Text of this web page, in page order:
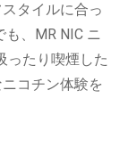
タイルに合っ
、MR NIC ニ
ったり喫煙した
コチン体験を